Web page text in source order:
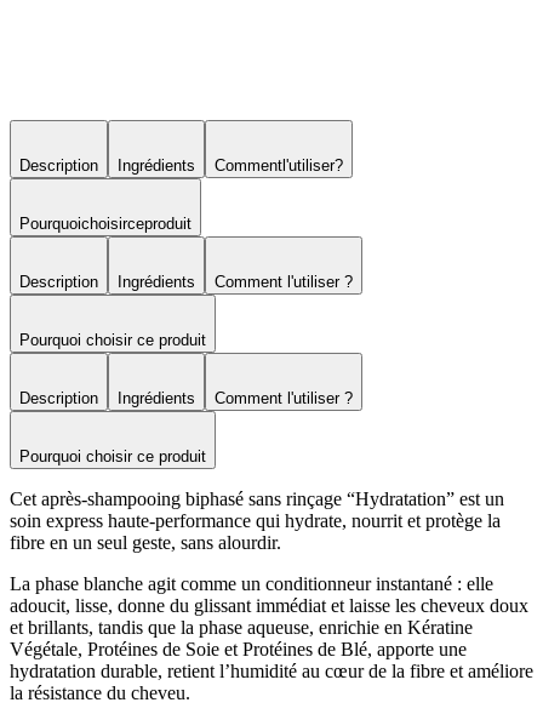
Description Ingrédients Comment l'utiliser?
Pourquoichoisirceproduit
Description Ingrédients Comment l'utiliser ?
Pourquoi choisir ce produit
Description Ingrédients Comment l'utiliser ?
Pourquoi choisir ce produit
Cet après-shampooing biphasé sans rinçage “Hydratation” est un
soin express haute-performance qui hydrate, nourrit et protège la
fibre en un seul geste, sans alourdir.
La phase blanche agit comme un conditionneur instantané : elle
adoucit, lisse, donne du glissant immédiat et laisse les cheveux doux
et brillants, tandis que la phase aqueuse, enrichie en Kératine
Végétale, Protéines de Soie et Protéines de Blé, apporte une
hydratation durable, retient l’humidité au cœur de la fibre et améliore
la résistance du cheveu.